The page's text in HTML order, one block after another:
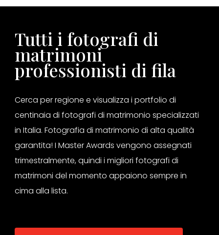
Tutti i fotografi di
matrimoni
professionisti di fila
Cerca per regione e visualizza i portfolio di
centinaia di fotografi di matrimonio specializzati
in Italia. Fotografia di matrimonio di alta qualità
garantita! I Master Awards vengono assegnati
trimestralmente, quindi i migliori fotografi di
matrimoni del momento appaiono sempre in
cima alla lista.